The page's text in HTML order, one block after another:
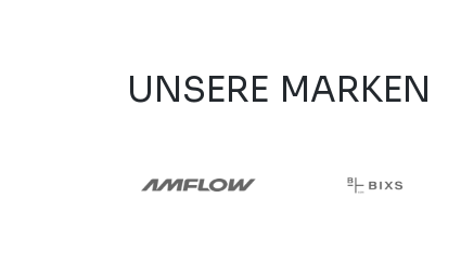
UNSERE MARKEN